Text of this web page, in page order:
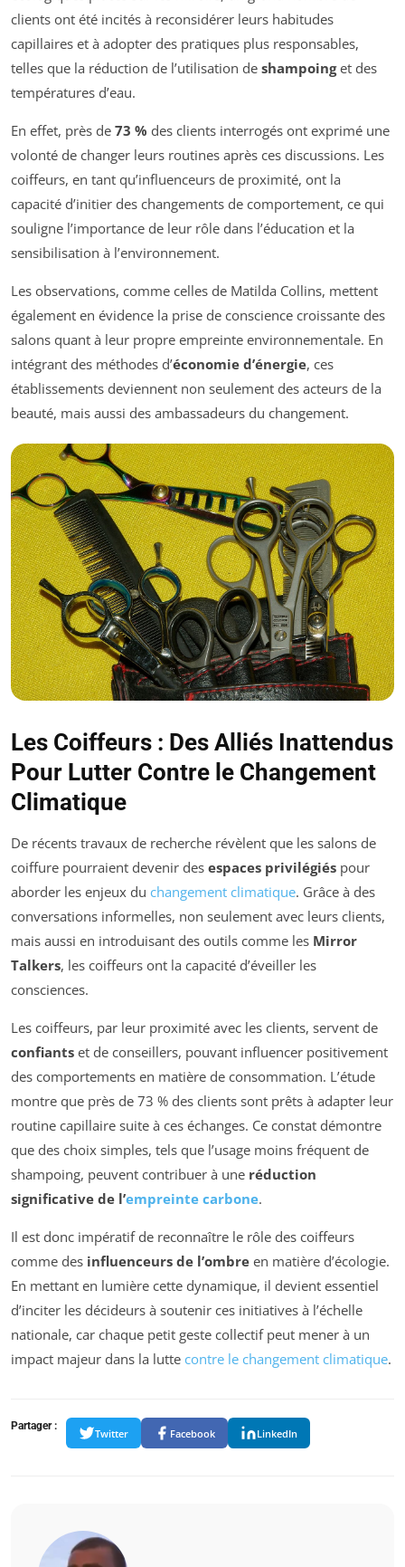
clients ont été incités à reconsidérer leurs habitudes
capillaires et à adopter des pratiques plus responsables,
telles que la réduction de l’utilisation de shampoinget des
températures d’eau.
En effet, près de 73 % des clients interrogés ont exprimé une
volonté de changer leurs routines après ces discussions. Les
coiffeurs, en tant qu’influenceurs de proximité, ont la
capacité d’initier des changements de comportement, ce qui
souligne l’importance de leur rôle dans l’éducation et la
sensibilisation à l’environnement.
Les observations, comme celles de Matilda Collins, mettent
également en évidence la prise de conscience croissante des
salons quant à leur propre empreinte environnementale. En
intégrant des méthodes d’économie d’énergie, ces
établissements deviennent non seulement des acteurs de la
beauté, mais aussi des ambassadeurs du changement.
Les Coiffeurs : Des Alliés Inattendus
Pour Lutter Contre le Changement
Climatique
De récents travaux de recherche révèlent que les salons de
coiffure pourraient devenir des espaces privilégiés pour
aborder les enjeux du changement climatique. Grâce à des
conversations informelles, non seulement avec leurs clients,
mais aussi en introduisant des outils comme les Mirror
Talkers, les coiffeurs ont la capacité d’éveiller les
consciences.
Les coiffeurs, par leur proximité avec les clients, servent de
confiants et de conseillers, pouvant influencer positivement
des comportements en matière de consommation. L’étude
montre que près de 73 % des clients sont prêts à adapter leur
routine capillaire suite à ces échanges. Ce constat démontre
que des choix simples, tels que l’usage moins fréquent de
shampoing, peuvent contribuer à une réduction
significative de l’empreinte carbone.
Il est donc impératif de reconnaître le rôle des coiffeurs
comme des influenceurs de l’ombre en matière d’écologie.
En mettant en lumière cette dynamique, il devient essentiel
d’inciter les décideurs à soutenir ces initiatives à l’échelle
nationale, car chaque petit geste collectif peut mener à un
impact majeur dans la lutte contre le changement climatique.
Partager :
Twitter Facebook LinkedIn